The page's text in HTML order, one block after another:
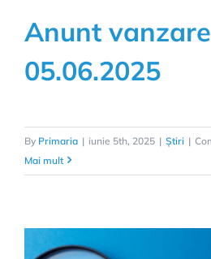
Anunt
05.06.2025
By Primaria | iunie 5th, 2025 | Știri |
Mai mult